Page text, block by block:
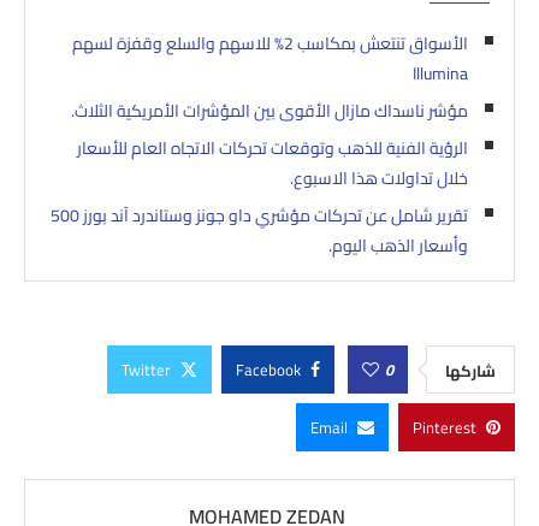
الأسواق تنتعش بمكاسب 2% للاسهم والسلع وقفزة لسهم
Illumina
مؤشر ناسداك مازال الأقوى بين المؤشرات الأمريكية الثلاث.
الرؤية الفنية للذهب وتوقعات تحركات الاتجاه العام للأسعار
خلال تداولات هذا الاسبوع.
تقرير شامل عن تحركات مؤشري داو جونز وستاندرد آند بورز 500
وأسعار الذهب اليوم.
شاركها 0
Facebook
Twitter
Pinterest
Email
MOHAMED ZEDAN